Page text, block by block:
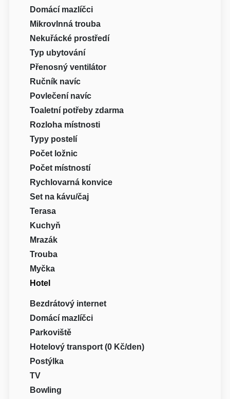
Domácí mazlíčci
Mikrovlnná trouba
Nekuřácké prostředí
Typ ubytování
Přenosný ventilátor
Ručník navíc
Povlečení navíc
Toaletní potřeby zdarma
Rozloha místnosti
Typy postelí
Počet ložnic
Počet místností
Rychlovarná konvice
Set na kávu/čaj
Terasa
Kuchyň
Mrazák
Trouba
Myčka
Hotel
Bezdrátový internet
Domácí mazlíčci
Parkoviště
Hotelový transport (0 Kč/den)
Postýlka
TV
Bowling